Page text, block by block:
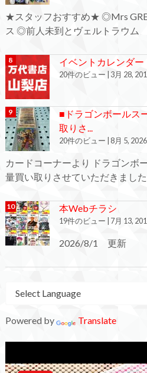
★スタッフおすすめ★ ◎Mrs
ス ◎前人未到とヴェルトラウム
イベントカレンダー
20件のビュー 3月 28,
■ドラゴンボールス
取りさ...
20件のビュー 8月 5,
カードコーナーより ドラゴンボ
量買い取りさせていただきまし
本Webチラシ
19件のビュー 7月 13,
2026/8/1 更新
Powered by Translate